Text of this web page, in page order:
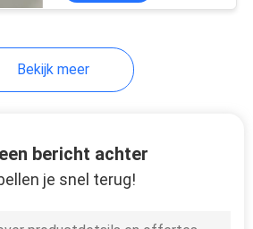
Bekijk meer
bericht achter
je snel terug!